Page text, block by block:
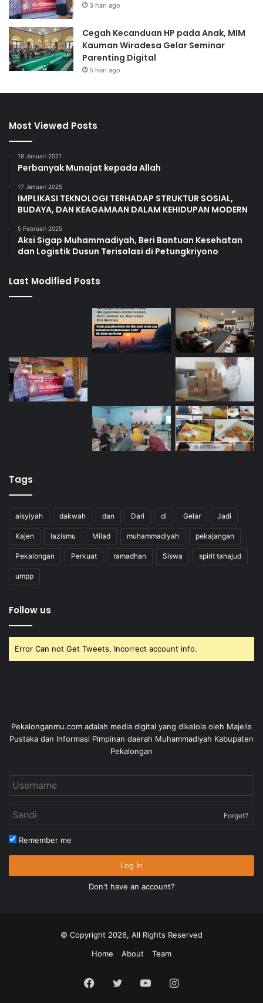
3 hari ago
Cegah Kecanduan HP pada Anak, MIM
Kauman Wiradesa Gelar Seminar
Parenting Digital
5 hari ago
Most Viewed Posts
16 Januari 2021
Perbanyak Munajat kepada Allah
17 Januari 2025
IMPLIKASI TEKNOLOGI TERHADAP STRUKTUR SOSIAL,
BUDAYA, DAN KEAGAMAAN DALAM KEHIDUPAN MODERN
5 Februari 2025
Aksi Sigap Muhammadiyah, Beri Bantuan Kesehatan
dan Logistik Dusun Terisolasi di Petungkriyono
Last Modified Posts
Tags
aisyiyah dakwah dan Dari di Gelar Jadi
Kajen lazismu Milad muhammadiyah pekajangan
Pekalongan Perkuat ramadhan Siswa spirit tahajud
umpp
Follow us
Error Can not Get Tweets, Incorrect account info.
Pekalonganmu.com adalah media digital yang dikelola oleh Majelis
Pustaka dan Informasi Pimpinan daerah Muhammadiyah Kabupaten
Pekalongan
Forget?
Remember me
Log In
Don't have an account?
© Copyright 2026, All Rights Reserved
Home
About Team
Facebook
Twitter YouTubeInstagram